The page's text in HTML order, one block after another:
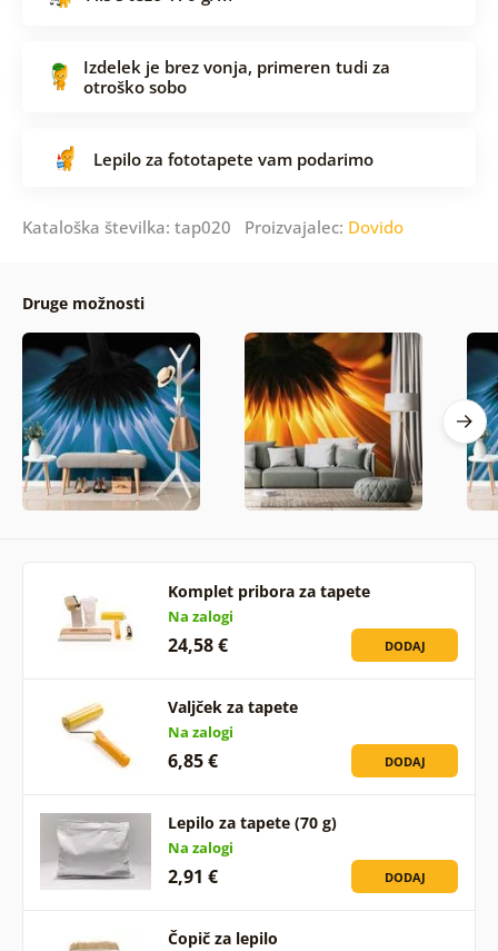
Izdelek je brez vonja, primeren tudi za
otroško sobo
Lepilo za fototapete vam podarimo
Kataloška številka: tap020 Proizvajalec: Dovido
Druge možnosti
Komplet pribora za tapete
Na zalogi
24,58 € DODAJ
Valjček za tapete
Na zalogi
6,85 € DODAJ
Lepilo za tapete (70 g)
Na zalogi
2,91 € DODAJ
Čopič za lepilo